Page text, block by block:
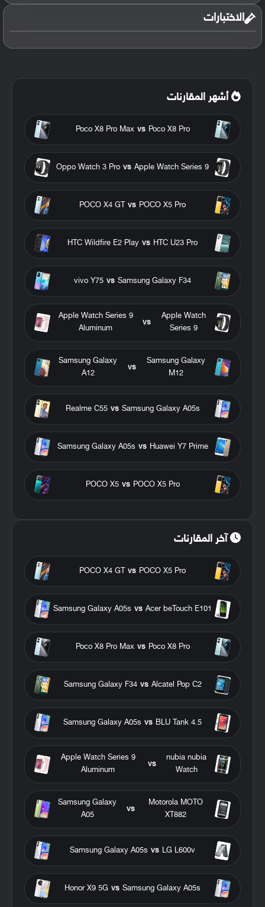
الاختبارات
أشهر المقارنات
Poco X8 Pro
vs
Poco X8 Pro Max
Apple Watch Series 9
vs
Oppo Watch 3 Pro
POCO X5 Pro
vs
POCO X4 GT
HTC U23 Pro
vs
HTC Wildfire E2 Play
Samsung Galaxy F34
vs
vivo Y75
Apple Watch
Series 9
vs
Apple Watch Series 9
Aluminum
Samsung Galaxy
M12
vs
Samsung Galaxy
A12
Samsung Galaxy A05s
vs
Realme C55
Huawei Y7 Prime
vs
Samsung Galaxy A05s
POCO X5 Pro
vs
POCO X5
آخر المقارنات
POCO X5 Pro
vs
POCO X4 GT
Acer beTouch E101
vs
Samsung Galaxy A05s
Poco X8 Pro
vs
Poco X8 Pro Max
Alcatel Pop C2
vs
Samsung Galaxy F34
BLU Tank 4.5
vs
Samsung Galaxy A05s
nubia nubia
Watch
vs
Apple Watch Series 9
Aluminum
Motorola MOTO
XT882
vs
Samsung Galaxy
A05
LG L600v
vs
Samsung Galaxy A05s
Samsung Galaxy A05s
vs
Honor X9 5G